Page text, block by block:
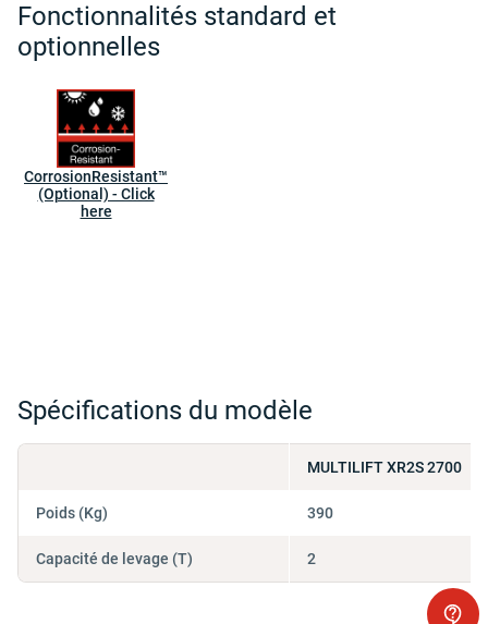
Fonctionnalités standard et
optionnelles
CorrosionResistant™
(Optional) - Click
here
Spécifications du modèle
Poids (Kg)
Capacité de levage (T)
MULTILIFT XR2S 2700
390
2